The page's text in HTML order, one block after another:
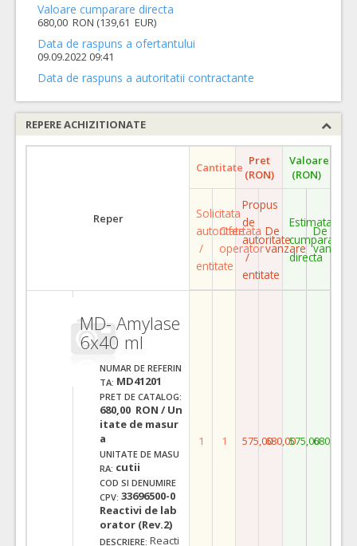
Valoare cumparare directa
680,00 RON (139,61 EUR)
Data de raspuns a ofertantului
09.09.2022 09:41
Data de raspuns a autoritatii contractante
REPERE ACHIZITIONATE
Reper
Cantitate Pret
(RON)
Valoare
(RON)
Solicitata
autoritate
/
entitate
Ofertata
operator
Propus
de
autoritate
/
entitate
De
vanzare
Estimata
cumparare
directa
De
vanzare
MD- Amylase
6x40 ml
NUMAR DE REFERIN
TA: MD41201
PRET DE CATALOG:
680,00 RON / Un
itate de masur
a
UNITATE DE MASU
RA: cutii
COD SI DENUMIRE
CPV: 33696500-0
Reactivi de lab
orator (Rev.2)
DESCRIERE: Reacti
1 1 575,00680,00575,00680,00